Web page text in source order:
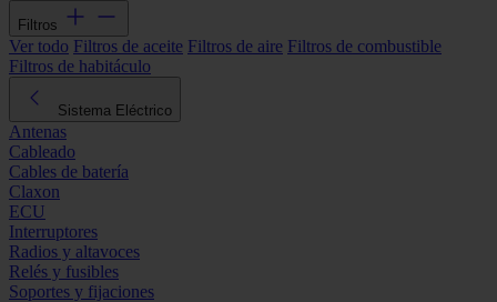
Filtros
Ver todo Filtros de aceite Filtros de aire Filtros de combustible
Filtros de habitáculo
Sistema Eléctrico
Antenas
Cableado
Cables de batería
Claxon
ECU
Interruptores
Radios y altavoces
Relés y fusibles
Soportes y fijaciones